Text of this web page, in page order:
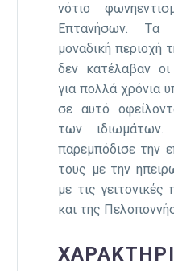
νότιο
Επτανήσων.
μοναδική περιοχή
δεν κατέλαβαν οι
για πολλά χρόνια
σε αυτό
των
παρεμπόδισε την
τους με την
με τις γειτονικές
και της